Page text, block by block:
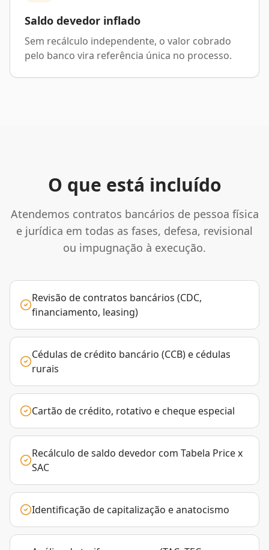
Saldo devedor inflado
Sem recálculo independente, o valor cobrado
pelo banco vira referência única no processo.
O que está incluído
Atendemos contratos bancários de pessoa física
e jurídica em todas as fases, defesa, revisional
ou impugnação à execução.
Revisão de contratos bancários (CDC,
financiamento, leasing)
Cédulas de crédito bancário (CCB) e cédulas
rurais
Cartão de crédito, rotativo e cheque especial
Recálculo de saldo devedor com Tabela Price x
SAC
Identificação de capitalização e anatocismo